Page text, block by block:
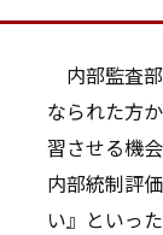
内部監査
なられた方
習させる機
内部統制評
い』といっ